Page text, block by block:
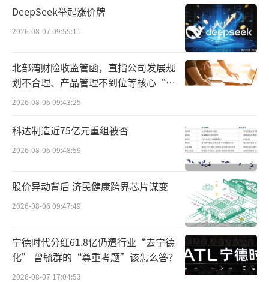
对于彼时的*ST景峰而言，石药集团现身的
迹象可谓是“拯救”了公司。在披露魏青杰及
马学红加盟之前，公司股价仅剩0.72元，且已
连续7个交易日低于1元，距离面值退市一步之
遥；不过，伴随着公司高管团队注入更多“石
七个交易日即回升至1元以上。
管理层变更方案面世不久后，*ST景峰着手
公开招募资方。对于重整投资人，公司提出的
多项条件之一包括：年营业额超过300亿元具有
A股或港股上市公司运作经营的大型医药产业集
团，石药集团正恰好匹配这一条件。
石药集团是港股上市公司，目前市值为572
DeepSeek举起涨价牌
2026-08-07 09:55:11
北部湾财险收监管函，直指公司发展规
划不合理、产品管理不到位等核心“痛
点”
2026-08-06 09:43:25
科达制造近75亿元重组被否
2026-08-06 09:48:59
股价异动背后 济民健康跨界芯片谋变
2026-08-06 09:47:49
宁德时代分红61.8亿仍遭行业“去宁德
化” 曾毓群的“尊重考题”该怎么答？
2026-08-07 17:04:53